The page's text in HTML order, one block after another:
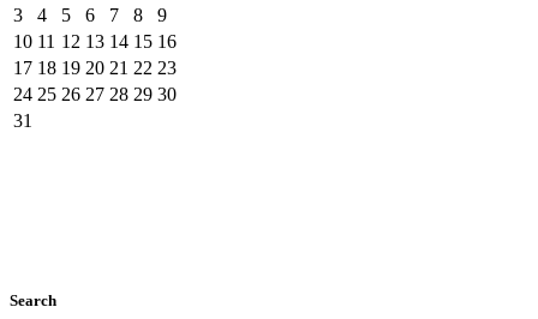
3
4 5 6 7 8
9
10 11 12 13 14 15 16
17 18 19 20 21 22 23
24 25 26 27 28 29 30
31
Search